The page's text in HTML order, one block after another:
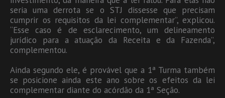
seria uma derrota se o STJ dissesse que precisam
cumprir os requisitos da lei complementar”, explicou.
“Esse caso é de esclarecimento, um delineamento
jurídico para a atuação da Receita e da Fazenda”,
complementou.
Ainda segundo ele, é provável que a 1ª Turma também
se posicione ainda este ano sobre os efeitos da lei
complementar diante do acórdão da 1ª Seção.